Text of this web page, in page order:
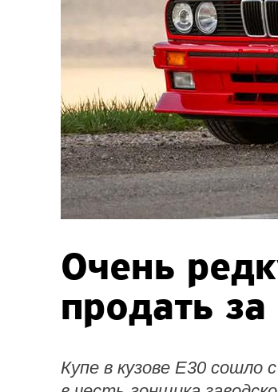
Очень
продать
Купе в кузове E30 сошло